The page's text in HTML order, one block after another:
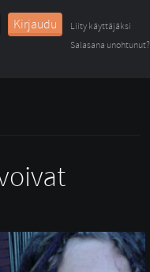
Kirjaudu
Liity käyttäjäksi
Salasana unohtunut?